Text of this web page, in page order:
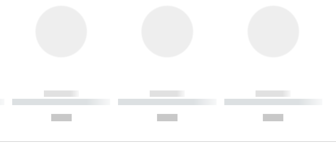
------------
----------- ----------- ----------
------------
----------- ----------- ----------
------------
----------- ----------- ----------